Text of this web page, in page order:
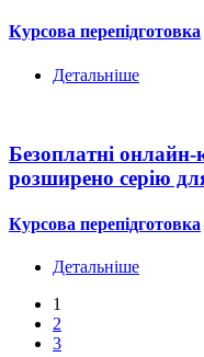
Курсова перепідготовка
Детальніше
Безоплатні
розширено серію
Курсова перепідготовка
Детальніше
1
2
3